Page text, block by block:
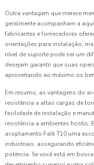
Outra vantagem que merece
geralmente acompanham a
fabricantes e fornecedores
orientações para instalação,
nível de suporte pode ser um
desejam garantir que suas
aproveitando ao máximo os
Em resumo, as vantagens do
resistência a altas cargas de
facilidade de instalação e
resistência a ambientes hostis.
acoplamento Falk T10 uma
industriais, assegurando
potência. Se você está em